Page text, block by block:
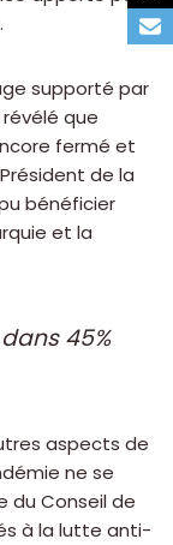
supporté par
que
fermé et
de la
bénéficier
et la
45%
aspects de
ne se
du Conseil de
à la lutte anti-